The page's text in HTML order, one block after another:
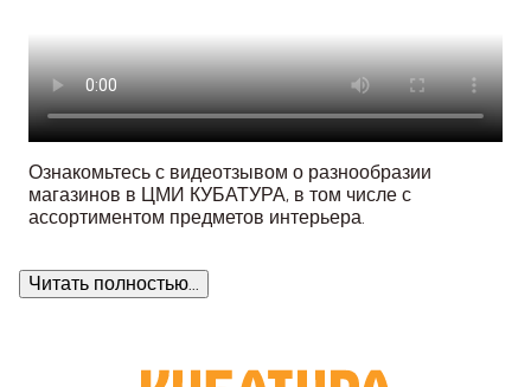
Ознакомьтесь с видеотзывом о разнообразии
магазинов в ЦМИ КУБАТУРА, в том числе с
ассортиментом предметов интерьера.
Читать полностью...